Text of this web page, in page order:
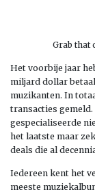
Grab that
Het voorbije jaar
miljard dollar
muzikanten. In
transacties
gespecialiseerde
het laatste maar
deals die al
Iedereen kent het
meeste